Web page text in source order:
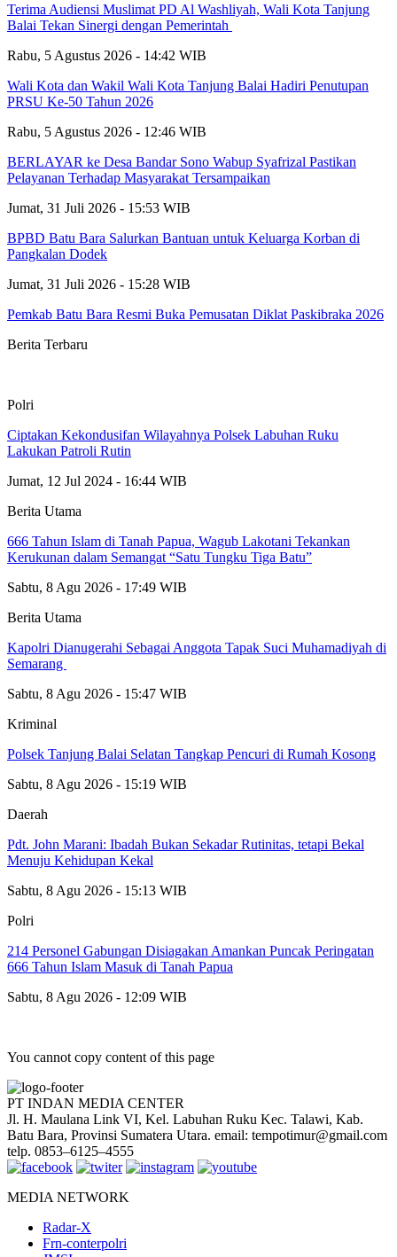
Terima Audiensi Muslimat PD Al Washliyah, Wali Kota Tanjung
Balai Tekan Sinergi dengan Pemerintah
Rabu, 5 Agustus 2026 - 14:42 WIB
Wali Kota dan Wakil Wali Kota Tanjung Balai Hadiri Penutupan
PRSU Ke-50 Tahun 2026
Rabu, 5 Agustus 2026 - 12:46 WIB
BERLAYAR ke Desa Bandar Sono Wabup Syafrizal Pastikan
Pelayanan Terhadap Masyarakat Tersampaikan
Jumat, 31 Juli 2026 - 15:53 WIB
BPBD Batu Bara Salurkan Bantuan untuk Keluarga Korban di
Pangkalan Dodek
Jumat, 31 Juli 2026 - 15:28 WIB
Pemkab Batu Bara Resmi Buka Pemusatan Diklat Paskibraka 2026
Berita Terbaru
Polri
Ciptakan Kekondusifan Wilayahnya Polsek Labuhan Ruku
Lakukan Patroli Rutin
Jumat, 12 Jul 2024 - 16:44 WIB
Berita Utama
666 Tahun Islam di Tanah Papua, Wagub Lakotani Tekankan
Kerukunan dalam Semangat “Satu Tungku Tiga Batu”
Sabtu, 8 Agu 2026 - 17:49 WIB
Berita Utama
Kapolri Dianugerahi Sebagai Anggota Tapak Suci Muhamadiyah di
Semarang
Sabtu, 8 Agu 2026 - 15:47 WIB
Kriminal
Polsek Tanjung Balai Selatan Tangkap Pencuri di Rumah Kosong
Sabtu, 8 Agu 2026 - 15:19 WIB
Daerah
Pdt. John Marani: Ibadah Bukan Sekadar Rutinitas, tetapi Bekal
Menuju Kehidupan Kekal
Sabtu, 8 Agu 2026 - 15:13 WIB
Polri
214 Personel Gabungan Disiagakan Amankan Puncak Peringatan
666 Tahun Islam Masuk di Tanah Papua
Sabtu, 8 Agu 2026 - 12:09 WIB
You cannot copy content of this page
PT INDAN MEDIA CENTER
Jl. H. Maulana Link VI, Kel. Labuhan Ruku Kec. Talawi, Kab.
Batu Bara, Provinsi Sumatera Utara. email: tempotimur@gmail.com
telp. 0853–6125–4555
MEDIA NETWORK
Radar-X
Frn-conterpolri